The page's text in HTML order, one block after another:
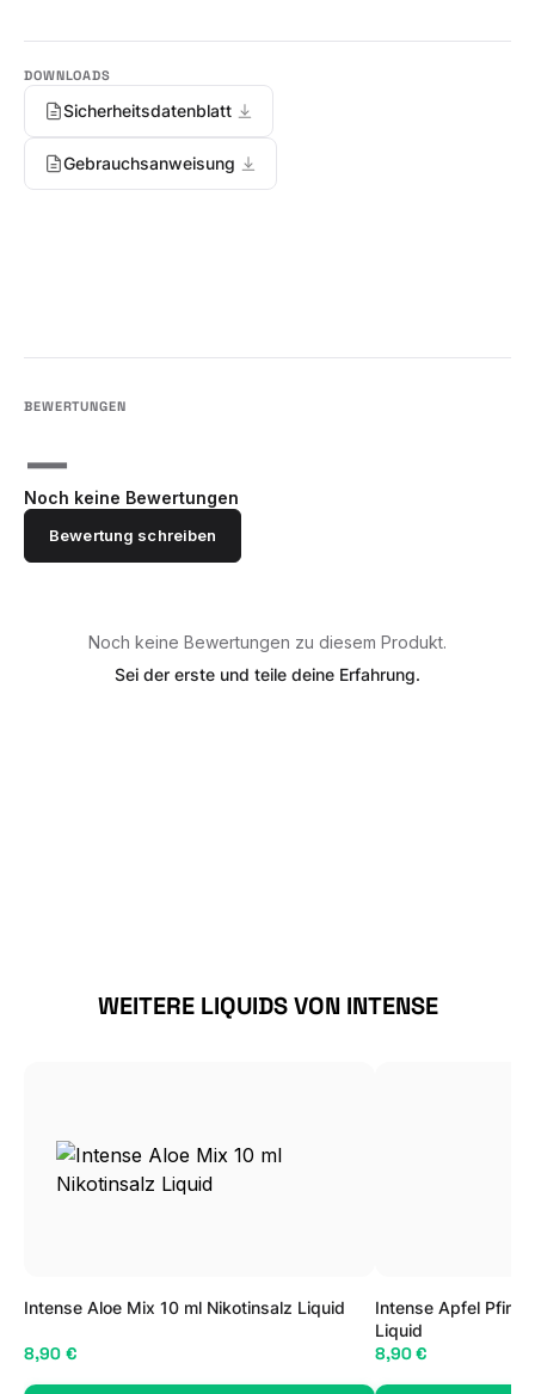
Sicherheitsdatenblatt
Gebrauchsanweisung
—
Noch keine Bewertungen
Bewertung schreiben
Noch keine Bewertungen zu diesem Produkt.
Sei der erste und teile deine Erfahrung.
Produktgalerie überspringen
WEITERE LIQUIDS VON INTENSE
Intense Aloe Mix 10 ml Nikotinsalz Liquid
8,90 €
Intense Apfel
Liquid
8,90 €